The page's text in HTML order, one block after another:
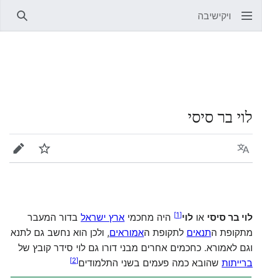
ויקישיבה
לוי בר סיסי
שפה מעקב
לוי בר סיסי או לוי[
1
] היה מחכמי ארץ ישראל בדור המעבר
מתקופת התנאים לתקופת האמוראים, ולכן הוא נחשב גם לתנא
וגם לאמורא. כחכמים אחרים מבני דורו גם לוי סידר קובץ של
ברייתות שהובא כמה פעמים בשני התלמודים‏[
2
]